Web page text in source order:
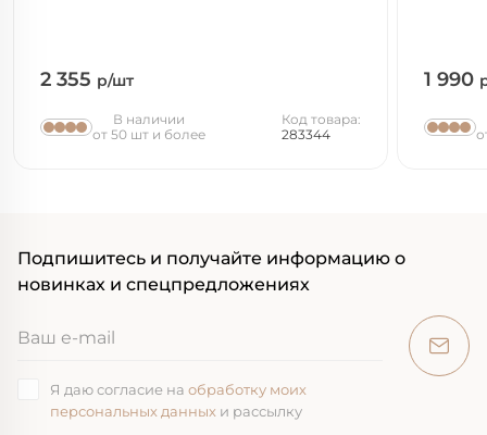
2 355 р/шт
В наличии
от 50 шт и более
Код товара:
283344
1 990
Подпишитесь и получайте информацию о
новинках и спецпредложениях
Я даю согласие на обработку моих
персональных данных и рассылку